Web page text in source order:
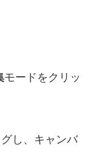
モードをクリッ
し、キャンバ